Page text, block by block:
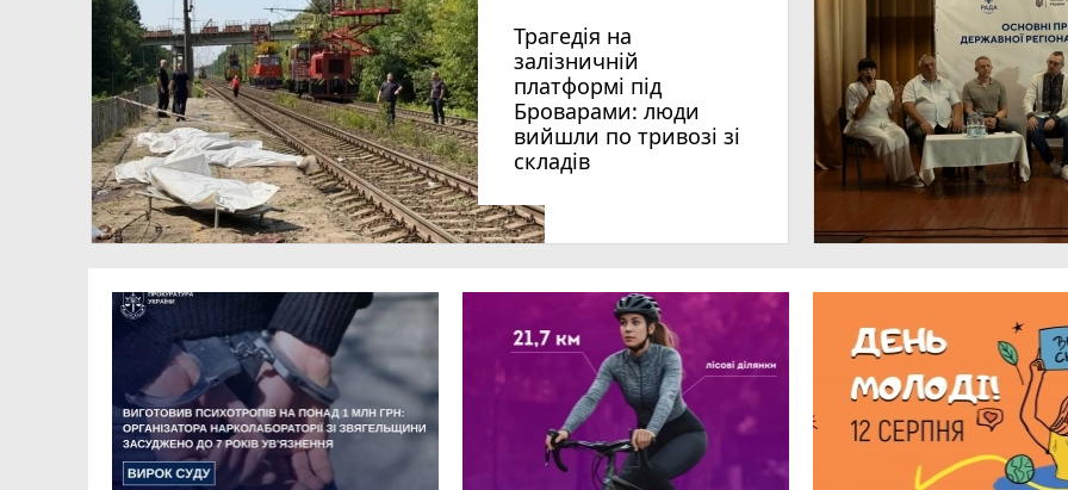
17:31 У Житомирі 9 серпня відбудеться спортивний захід «Забіг Житомирщина»
17:00 Підрозділам ДСНС Житомирщини передали 15 одиниць нової спеціальної та службової техніки
16:39
За позовом екологічної прокуратури суд зобов’язав встановити межі ландшафтного заказника «Зелена
площею майже 100 га
16:28 ДТП у Пулинській громаді за участю іноземця: травми отримали двоє людей
16:21 Спека відступить: залишилося потерпіти один день - синоптик
16:00 Як перетворити гнів на захист: у Житомирі пройде презентація книги-практикуму психолога
Трагедія на
залізничній
платформі під
Броварами: люди
вийшли по тривозі зі
складів